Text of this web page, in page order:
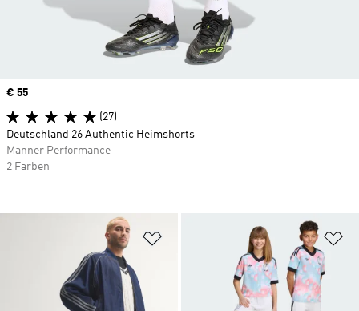
Zur Wunschliste hinzufügen
Price
€ 55
(27)
Deutschland 26 Authentic Heimshorts
Männer Performance
2 Farben